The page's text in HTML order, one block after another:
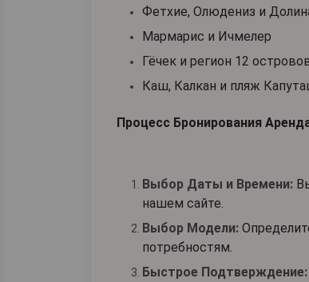
Фетхие, Олюдениз и
Мармарис и Ичмелер
Гёчек и регион 12
Каш, Калкан и пляж
Процесс Бронирования
Выбор Даты и Времени:
нашем сайте.
Выбор Модели:
потребностям.
Быстрое Подтверждение: